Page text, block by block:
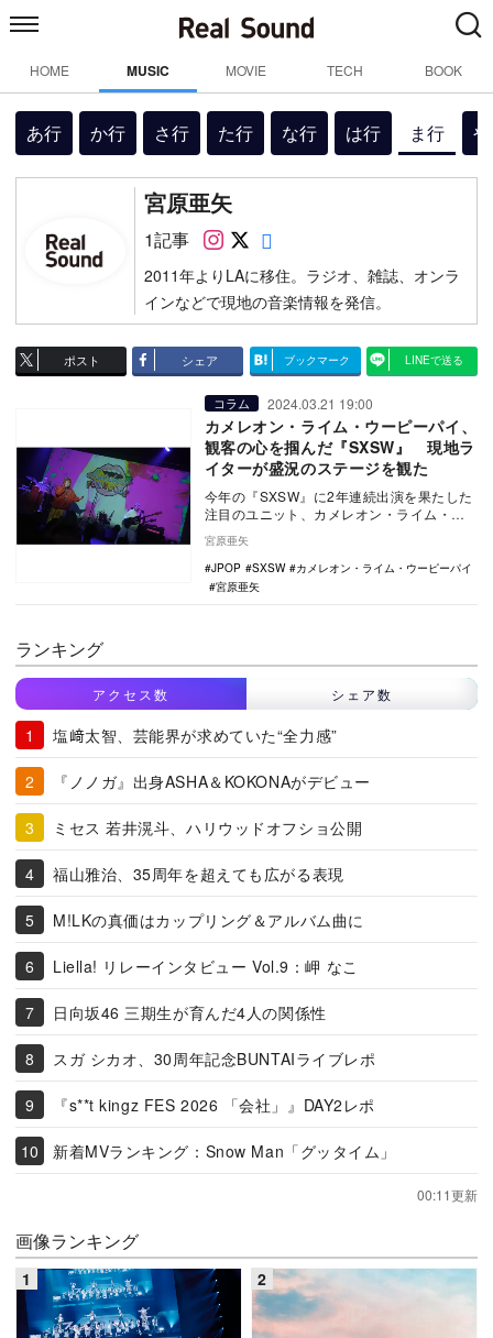
HOME MUSIC MOVIE TECH BOOK
あ行 か行 さ行 た行 な行 は行 ま行
宮原亜矢
1記事 Follow on SNS
Follow on SNS
2011年よりLAに移住。ラジオ、雑誌、オンラ
インなどで現地の音楽情報を発信。
ポスト シェア ブックマーク LINEで送る
コラム 2024.03.21 19:00
カメレオン・ライム・ウーピーパイ、
観客の心を掴んだ『SXSW』 現地ラ
イターが盛況のステージを観た
今年の『SXSW』に2年連続出演を果たした
注目のユニット、カメレオン・ライム・ウ
ーピーパイのパフォーマンスやオーディエ
ンスの反応…
宮原亜矢
JPOP
SXSW
カメレオン・ライム・ウーピーパイ
宮原亜矢
ランキング
アクセス数 シェア数
塩﨑太智、芸能界が求めていた“全力感”
『ノノガ』出身ASHA＆KOKONAがデビュー
ミセス 若井滉斗、ハリウッドオフショ公開
福山雅治、35周年を超えても広がる表現
M!LKの真価はカップリング＆アルバム曲に
Liella! リレーインタビュー Vol.9：岬 なこ
日向坂46 三期生が育んだ4人の関係性
スガ シカオ、30周年記念BUNTAIライブレポ
『s**t kingz FES 2026 「会社」』DAY2レポ
新着MVランキング：Snow Man「グッタイム」
00:11更新
画像ランキング